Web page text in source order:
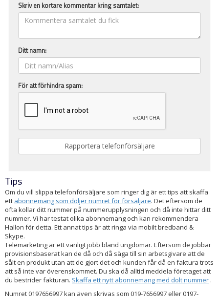
Skriv en kortare kommentar kring samtalet:
Ditt namn:
För att förhindra spam:
Tips
Om du vill slippa telefonförsäljare som ringer dig är ett tips att skaffa
ett abonnemang som döljer numret för försäljare. Det eftersom de
ofta kollar ditt nummer på nummerupplysningen och då inte hittar ditt
nummer. Vi har testat olika abonnemang och kan rekommendera
Hallon för detta. Ett annat tips är att ringa via mobilt bredband &
Skype.
Telemarketing är ett vanligt jobb bland ungdomar. Eftersom de jobbar
provisionsbaserat kan de då och då säga till sin arbetsgivare att de
sålt en produkt utan att de gjort det och kunden får då en faktura trots
att så inte var överenskommet. Du ska då alltid meddela företaget att
du bestrider fakturan. Skaffa ett nytt abonnemang med dolt nummer .
Numret 0197656997 kan även skrivas som 019-7656997 eller 0197-